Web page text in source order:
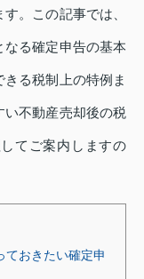
。この記事では、
る確定申告の基本
る税制上の特例ま
い不動産売却後の税
てご案内しますの
ておきたい確定申